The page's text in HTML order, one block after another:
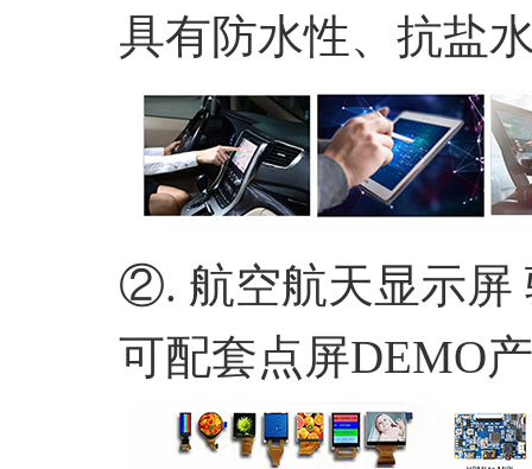
具有防水性、抗盐
②. 航空航天显示屏
可配套点屏DEMO